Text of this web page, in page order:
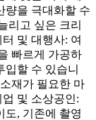
량을 극대화할 수
리고 싶은 크리
및 대행사: 여
빠르게 가공하
할 수 있습니
재가 필요한 마
및 소상공인:
도, 기존에 촬영